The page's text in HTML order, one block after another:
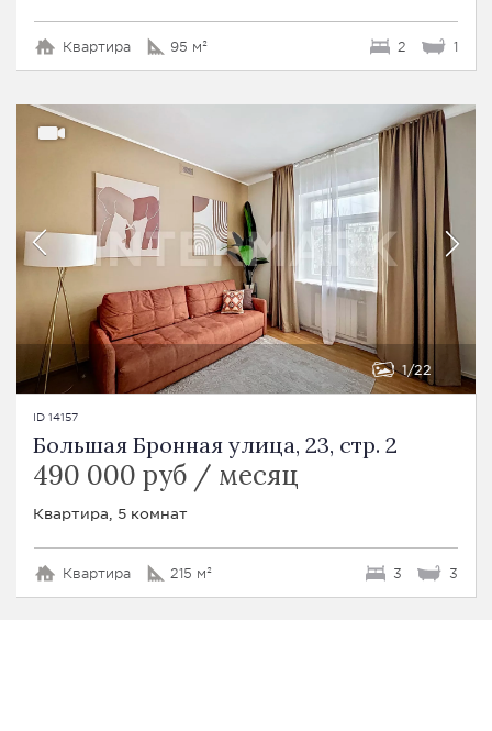
Квартира 95 м² 2 1
1 22
ID 14157
Большая Бронная улица, 23, стр. 2
490 000 руб / месяц
Квартира, 5 комнат
Квартира 215 м² 3 3